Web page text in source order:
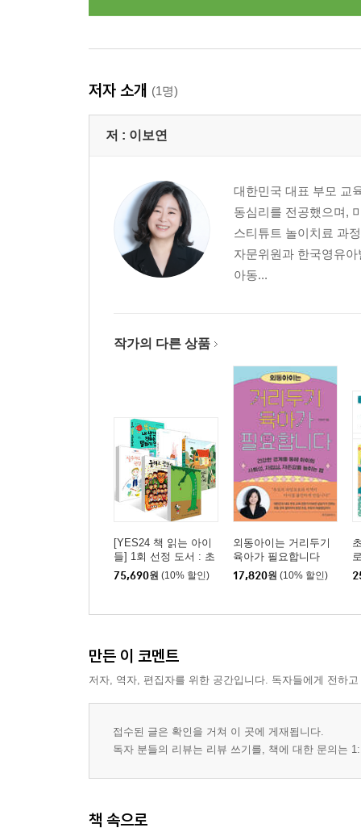
저자 소개 (1명)
저 : 이보연
대한민국 대표 부모 교
동심리를 전공했으며,
스티튜트 놀이치료 과
자문위원과 한국영유
아동...
작가의 다른 상품
[YES24 책 읽는 아이
들] 1회 선정 도서 : 초
등 1~2학년 세트
75,690원 (10% 할인)
외동아이는 거리두기
육아가 필요합니다
17,820원 (10% 할인)
만든 이 코멘트
저자, 역자, 편집자를 위한 공간입니다. 독자들에게 전하
접수된 글은 확인을 거쳐 이 곳에 게재됩니다.
독자 분들의 리뷰는 리뷰 쓰기를, 책에 대한 문의는
책 속으로